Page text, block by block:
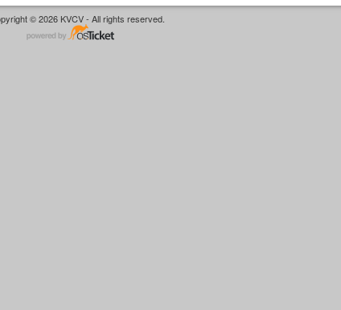
© 2026 KVCV - All rights reserved.